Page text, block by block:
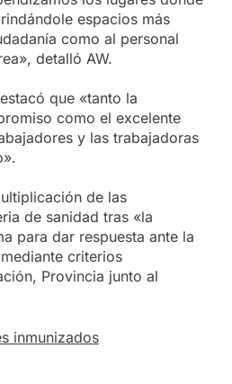
espacios más
como al personal
detalló AW.
que «tanto la
como el excelente
y las trabajadoras
de las
de sanidad tras «la
para dar respuesta ante la
criterios
Provincia junto al
inmunizados